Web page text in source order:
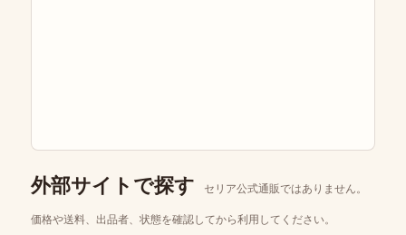
外部サイトで探す セリア公式通販ではありません。
価格や送料、出品者、状態を確認してから利用してください。